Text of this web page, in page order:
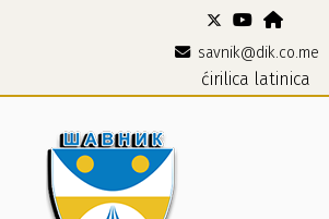
savnik@dik.co.me
ćirilica latinica